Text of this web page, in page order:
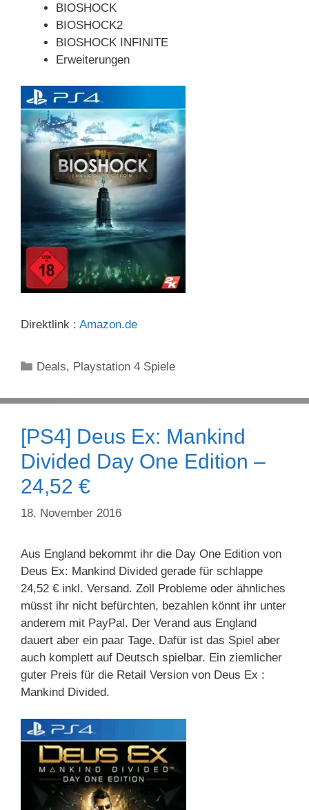
BIOSHOCK
BIOSHOCK2
BIOSHOCK INFINITE
Erweiterungen
Direktlink : Amazon.de
Kategorien
Deals, Playstation 4 Spiele
[PS4] Deus Ex: Mankind
Divided Day One Edition –
24,52 €
18. November 2016
Aus England bekommt ihr die Day One Edition von
Deus Ex: Mankind Divided gerade für schlappe
24,52 € inkl. Versand. Zoll Probleme oder ähnliches
müsst ihr nicht befürchten, bezahlen könnt ihr unter
anderem mit PayPal. Der Verand aus England
dauert aber ein paar Tage. Dafür ist das Spiel aber
auch komplett auf Deutsch spielbar. Ein ziemlicher
guter Preis für die Retail Version von Deus Ex :
Mankind Divided.